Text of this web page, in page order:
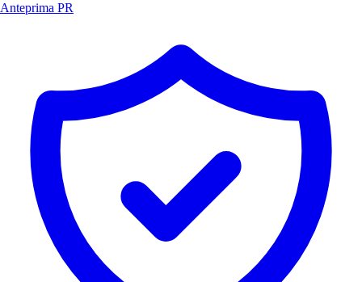
Anteprima PR